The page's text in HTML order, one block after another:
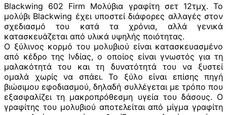
Blackwing 602 Firm Μολύβια γραφίτη σετ 12τμχ. Το
μολύβι Blackwing έχει υποστεί διάφορες αλλαγές στον
σχεδιασμό του κατά τα χρόνια, αλλά γενικά
κατασκευάζεται από υλικά υψηλής ποιότητας.
Ο ξύλινος κορμό του μολυβιού είναι κατασκευασμένο
από κέδρο της Ινδίας, ο οποίος είναι γνωστός για τη
μαλακότητά του και τη δυνατότητά του να ξυστεί
ομαλά χωρίς να σπάει. Το ξύλο είναι επίσης πηγή
βιώσιμου εφοδιασμού, δηλαδή συλλέγεται με τρόπο που
εξασφαλίζει τη μακροπρόθεσμη υγεία του δάσους. Ο
γραφίτης του μολυβιού αποτελείται από μίγμα γραφίτη